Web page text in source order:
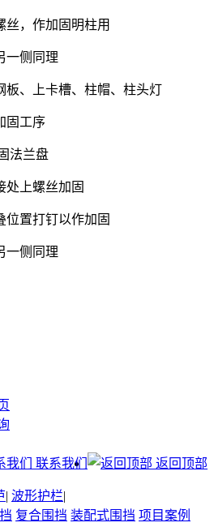
，作加固明柱用
侧同理
上卡槽、柱帽、柱头灯
工序
法兰盘
上螺丝加固
置打钉以作加固
侧同理
返回顶部
联系我们
| 波形护栏|
复合围挡 装配式围挡 项目案例